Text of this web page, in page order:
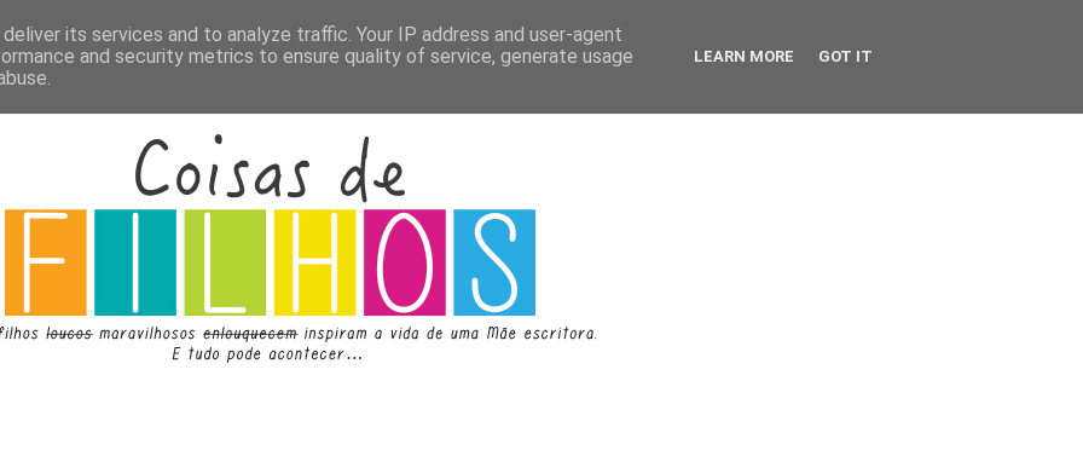
its services and to analyze traffic. Your IP address and user-agent
and security metrics to ensure quality of service, generate usage
LEARN MORE GOT IT